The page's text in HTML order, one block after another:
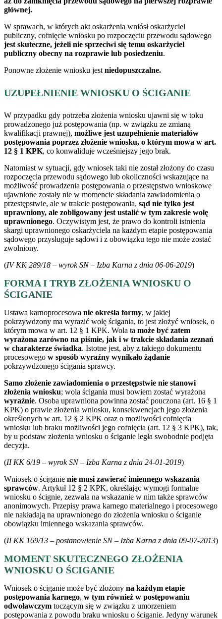
głównej.
W sprawach, w których akt oskarżenia wniósł oskarżyciel
publiczny, cofnięcie wniosku po rozpoczęciu przewodu sądowego
jest skuteczne, jeżeli nie sprzeciwi się temu oskarżyciel
publiczny obecny na rozprawie lub posiedzeniu.
Ponowne złożenie wniosku jest niedopuszczalne.
UZUPEŁNIENIE WNIOSKU O ŚCIGANIE
W przypadku gdy potrzeba złożenia wniosku ujawni się w toku
prowadzonego już postępowania (np. w związku ze zmianą
kwalifikacji prawnej), możliwe jest uzupełnienie materiałów
postępowania poprzez złożenie wniosku, o którym mowa w art.
12 § 1 KPK, co konwaliduje wcześniejszy jego brak.
Natomiast w sytuacji, gdy wniosek taki nie został złożony do czasu
rozpoczęcia przewodu sądowego lub okoliczności wskazujące na
możliwość prowadzenia postępowania o przestępstwo wnioskowe
ujawnione zostały nie w momencie składania zawiadomienia o
przestępstwie, ale w trakcie postępowania, sąd nie tylko jest
uprawniony, ale zobligowany jest ustalić w tym zakresie wolę
uprawnionego. Oczywistym jest, że prawo do kontroli istnienia
skargi uprawnionego oskarżyciela na każdym etapie postępowania
sądowego przysługuje sądowi i z obowiązku tego nie może zostać
zwolniony.
(IV KK 289/18 – wyrok SN – Izba Karna z dnia 06-06-2019)
FORMA I TRYB ZŁOŻENIA WNIOSKU O
ŚCIGANIE
Ustawa karnoprocesowa nie określa formy, w jakiej
pokrzywdzony ma wyrazić wolę ścigania, to jest złożyć wniosek, o
którym mowa w art. 12 § 1 KPK. Wola ta może być zatem
wyrażona zarówno na piśmie, jak i w trakcie składania zeznań
w charakterze świadka. Istotne jest, aby z takiego dokumentu
procesowego w sposób wyraźny wynikało żądanie
pokrzywdzonego ścigania sprawcy.
Samo złożenie zawiadomienia o przestępstwie nie stanowi
złożenia wniosku; wola ścigania musi bowiem zostać wyrażona
wyraźnie. Osoba uprawniona powinna zostać pouczona (art. 16 § 1
KPK) o prawie złożenia wniosku, konsekwencjach jego złożenia
określonych w art. 12 § 2 KPK oraz o możliwości cofnięcia
wniosku lub braku możliwości jego cofnięcia (art. 12 § 3 KPK), tak,
by u podstaw złożenia wniosku o ściganie legła swobodnie podjęta
decyzja.
(II KK 6/19 – wyrok SN – Izba Karna z dnia 24-01-2019)
Wniosek o ściganie nie musi zawierać imiennego wskazania
sprawców. Artykuł 12 § 2 KPK, określając wymogi formalne
wniosku o ścignie, zezwala na wskazanie w nim także sprawców
anonimowych. Przepisy prawa karnego materialnego i procesowego
nie nakładają na uprawnionego do złożenia wniosku o ściganie
obowiązku imiennego wskazania sprawców.
(II KK 169/13 – postanowienie SN – Izba Karna z dnia 09-07-2013)
MOMENT SKUTECZNEGO ZŁOŻENIA
WNIOSKU O ŚCIGANIE
Wniosek o ściganie może być złożony na każdym etapie
postępowania karnego, w tym również w postępowaniu
odwoławczym toczącym się w związku z umorzeniem
postępowania z powodu braku wniosku o ściganie. Jedyny warunek